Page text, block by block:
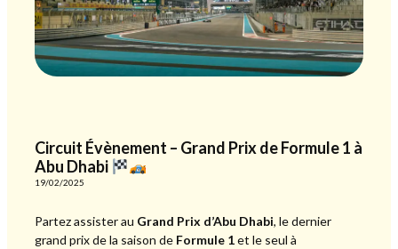
Circuit Évènement – Grand Prix de Formule 1 à
Abu Dhabi
19/02/2025
Partez assister au Grand Prix d’Abu Dhabi, le dernier
grand prix de la saison de Formule 1et le seul à